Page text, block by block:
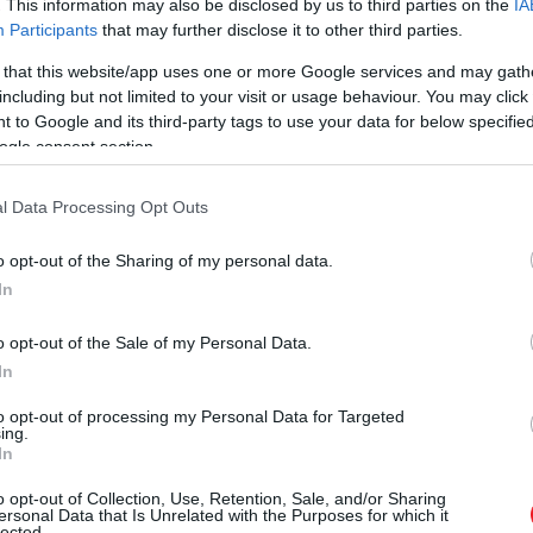
This information may also be disclosed by us to third parties on the
Participants that may further disclose it to other third parties.
that this website/app uses one or more Google services and may
but not limited to your visit or usage behaviour. You may
to Google and its third-party tags to use your data for below
consent section.
Data Processing Opt Outs
opt-out of the Sharing of my personal data.
opt-out of the Sale of my Personal Data.
opt-out of processing my Personal Data for Targeted
opt-out of Collection, Use, Retention, Sale, and/or Sharing
Data that Is Unrelated with the Purposes for which it
meg a végcélt jelentő katedrálist. Sokan a
az El Caminónak